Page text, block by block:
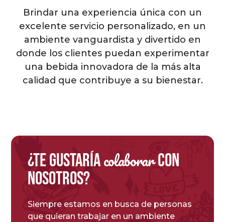
Brindar una experiencia única con un
excelente servicio personalizado, en un
ambiente vanguardista y divertido en
donde los clientes puedan experimentar
una bebida innovadora de la más alta
calidad que contribuye a su bienestar.
¿Te gustaríacolaborarcon
nosotros?
Siempre estamos en busca de personas
que quieran trabajar en un ambiente